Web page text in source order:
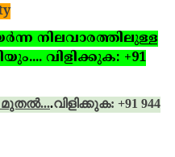
നിലവാരത്തിലുള്ള
വിളിക്കുക: +91
മുതല്‍....വിളിക്കുക: +91 944